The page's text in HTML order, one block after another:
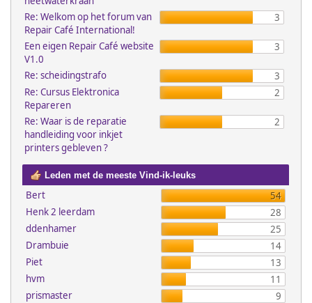
Re: Welkom op het forum van
Repair Café International!
3
Een eigen Repair Café website
V1.0
3
Re: scheidingstrafo
3
Re: Cursus Elektronica
Repareren
2
Re: Waar is de reparatie
handleiding voor inkjet
printers gebleven ?
2
Leden met de meeste Vind-ik-leuks
Bert
54
Henk 2 leerdam
28
ddenhamer
25
Drambuie
14
Piet
13
hvm
11
prismaster
9